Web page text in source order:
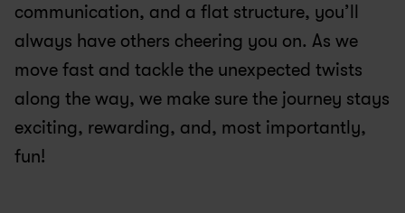
communication, and a flat structure, you’ll
always have others cheering you on. As we
move fast and tackle the unexpected twists
along the way, we make sure the journey stays
exciting, rewarding, and, most importantly,
fun!